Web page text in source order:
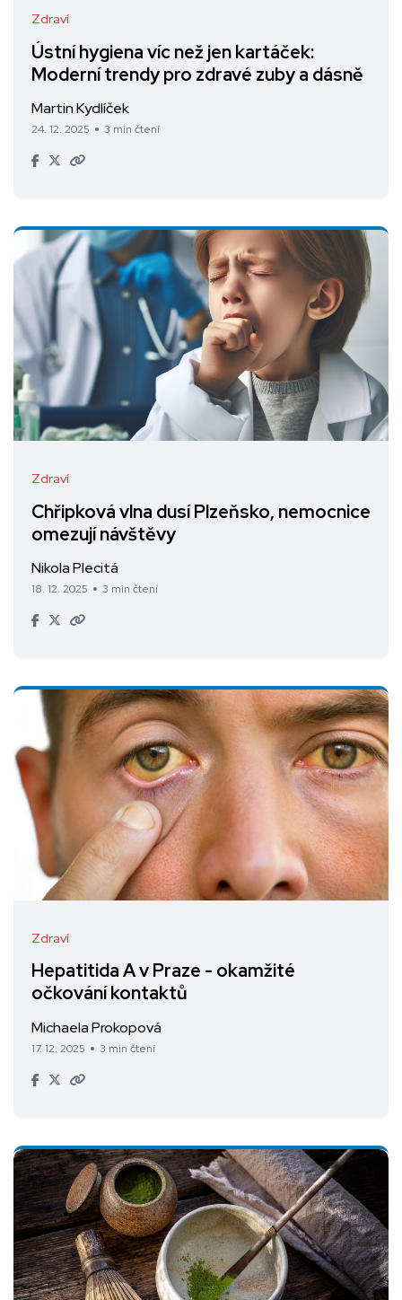
Zdraví
Ústní hygiena víc než jen kartáček:
Moderní trendy pro zdravé zuby a dásně
Martin Kydlíček
24. 12. 2025 3 min čtení
Zdraví
Chřipková vlna dusí Plzeňsko, nemocnice
omezují návštěvy
Nikola Plecitá
18. 12. 2025 3 min čtení
Zdraví
Hepatitida A v Praze - okamžité
očkování kontaktů
Michaela Prokopová
17. 12. 2025 3 min čtení